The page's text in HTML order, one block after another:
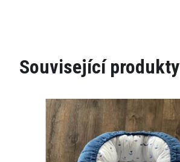
Související produkty